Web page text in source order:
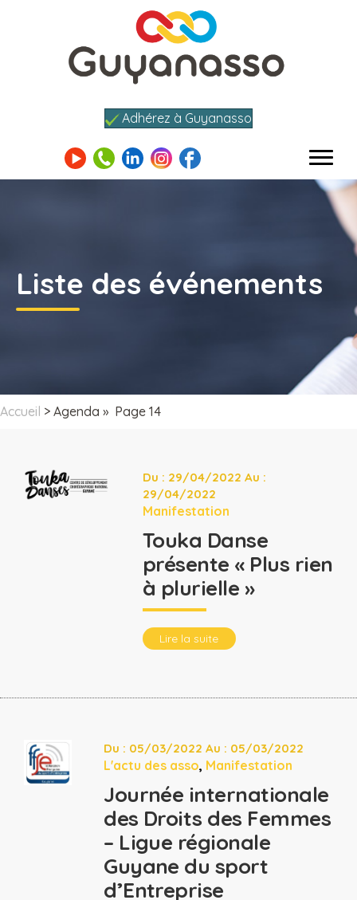
Adhérez à Guyanasso
Liste des événements
Accueil > Agenda » Page 14
Du : 29/04/2022 Au :
29/04/2022
Manifestation
Touka Danse
présente « Plus rien
à plurielle »
Lire la suite
Du : 05/03/2022 Au : 05/03/2022
L'actu des asso, Manifestation
Journée internationale
des Droits des Femmes
– Ligue régionale
Guyane du sport
d’Entreprise